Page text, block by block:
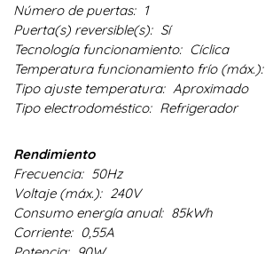
Número de puertas: 1
Puerta(s) reversible(s): Sí
Tecnología funcionamiento: Cíclica
Temperatura funcionamiento frío (máx.):
Tipo ajuste temperatura: Aproximado
Tipo electrodoméstico: Refrigerador
Rendimiento
Frecuencia: 50Hz
Voltaje (máx.): 240V
Consumo energía anual: 85kWh
Corriente: 0,55A